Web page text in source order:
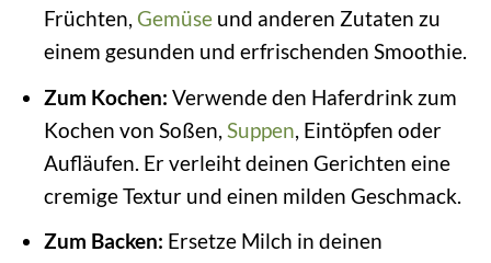
Früchten, Gemüseund anderen Zutaten zu
einem gesunden und erfrischenden Smoothie.
Zum Kochen: Verwende den Haferdrink zum
Kochen von Soßen, Suppen, Eintöpfen oder
Aufläufen. Er verleiht deinen Gerichten eine
cremige Textur und einen milden Geschmack.
Zum Backen: Ersetze Milch in deinen